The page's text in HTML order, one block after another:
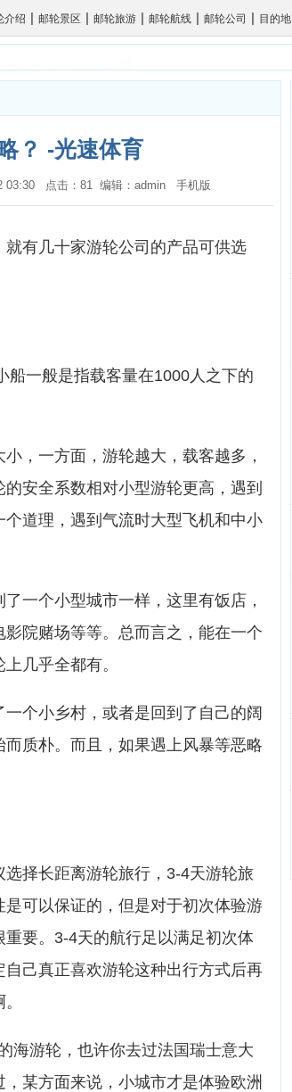
介绍 | 邮轮景区 | 邮轮旅游 | 邮轮航线 | 邮轮公司 | 目的地
？ -光速体育
03:30 点击：81 编辑：admin 手机版
有几十家游轮公司的产品可供选
船一般是指载客量在1000人之下的
，一方面，游轮越大，载客越多，
安全系数相对小型游轮更高，遇到
道理，遇到气流时大型飞机和中小
一个小型城市一样，这里有饭店，
院赌场等等。总而言之，能在一个
几乎全都有。
个小乡村，或者是回到了自己的阔
质朴。而且，如果遇上风暴等恶略
择长距离游轮旅行，3-4天游轮旅
可以保证的，但是对于初次体验游
要。3-4天的航行足以满足初次体
己真正喜欢游轮这种出行方式后再
海游轮，也许你去过法国瑞士意大
某方面来说，小城市才是体验欧洲